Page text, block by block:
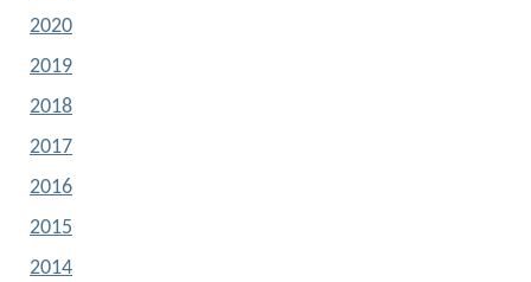
2020
2019
2018
2017
2016
2015
2014